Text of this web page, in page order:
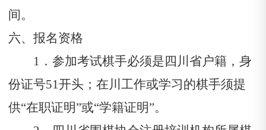
间。
六、报名资格
1．参加考试棋手必须是四川省户籍，身
份证号51开头；在川工作或学习的棋手须提
供“在职证明”或“学籍证明”。